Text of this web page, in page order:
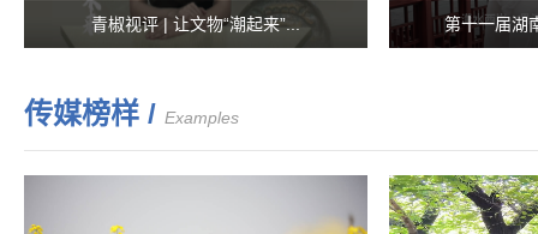
青椒视评 | 让文物“潮起来”... 第十一届湖
传媒榜样 / Examples